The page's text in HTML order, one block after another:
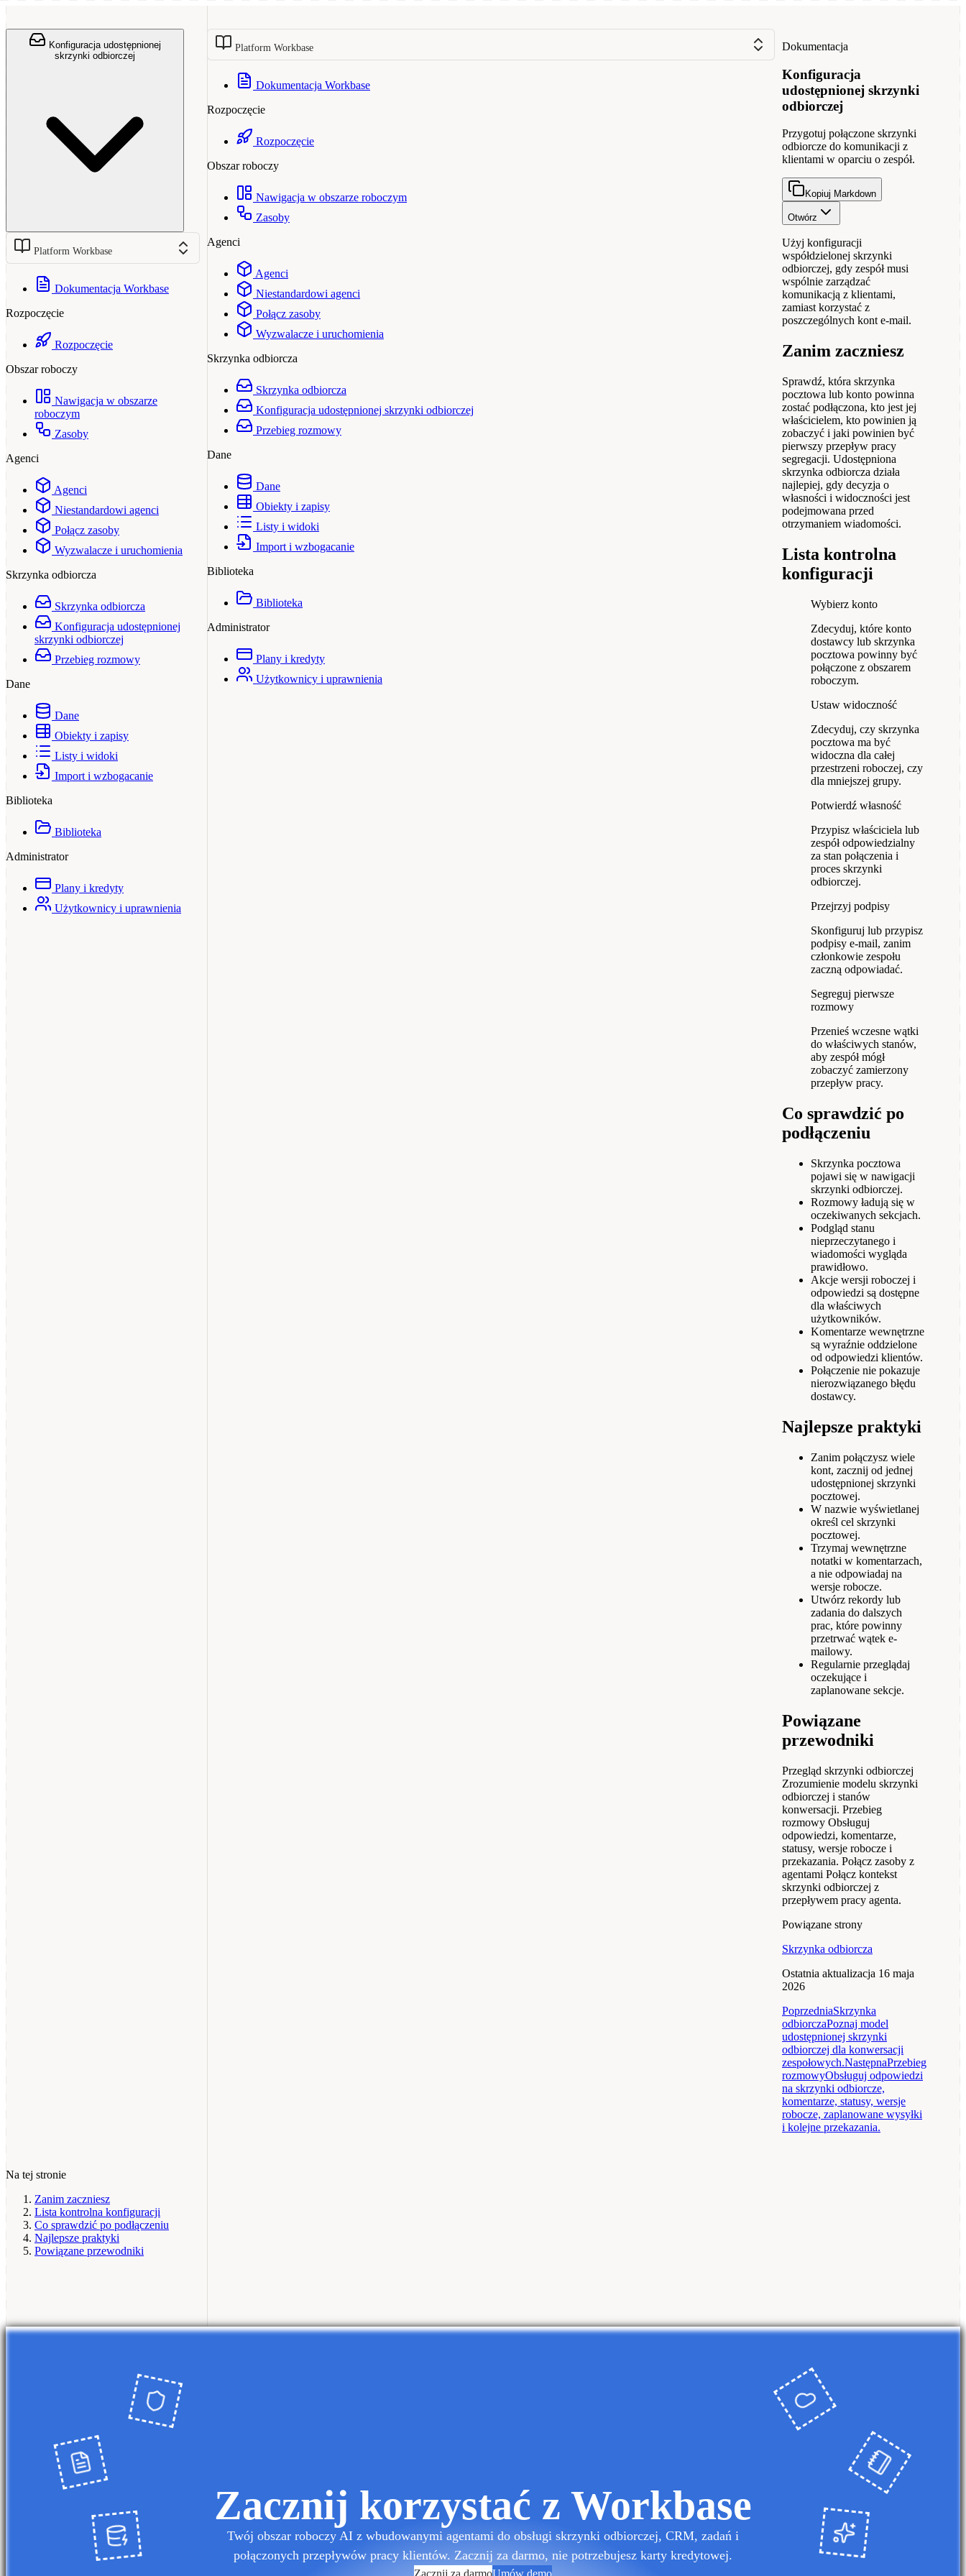
Konfiguracja udostępnionej
skrzynki odbiorczej
Platform Workbase
Dokumentacja Workbase
Rozpoczęcie
Rozpoczęcie
Obszar roboczy
Nawigacja w obszarze
roboczym
Zasoby
Agenci
Agenci
Niestandardowi agenci
Połącz zasoby
Wyzwalacze i uruchomienia
Skrzynka odbiorcza
Skrzynka odbiorcza
Konfiguracja udostępnionej
skrzynki odbiorczej
Przebieg rozmowy
Dane
Dane
Obiekty i zapisy
Listy i widoki
Import i wzbogacanie
Biblioteka
Biblioteka
Administrator
Plany i kredyty
Użytkownicy i uprawnienia
Platform Workbase
Dokumentacja Workbase
Rozpoczęcie
Rozpoczęcie
Obszar roboczy
Nawigacja w obszarze roboczym
Zasoby
Agenci
Agenci
Niestandardowi agenci
Połącz zasoby
Wyzwalacze i uruchomienia
Skrzynka odbiorcza
Skrzynka odbiorcza
Konfiguracja udostępnionej skrzynki odbiorczej
Przebieg rozmowy
Dane
Dane
Obiekty i zapisy
Listy i widoki
Import i wzbogacanie
Biblioteka
Biblioteka
Administrator
Plany i kredyty
Użytkownicy i uprawnienia
Dokumentacja
Konfiguracja
udostępnionej skrzynki
odbiorczej
Przygotuj połączone skrzynki
odbiorcze do komunikacji z
klientami w oparciu o zespół.
Kopiuj Markdown
Otwórz
Użyj konfiguracji
współdzielonej skrzynki
odbiorczej, gdy zespół musi
wspólnie zarządzać
komunikacją z klientami,
zamiast korzystać z
poszczególnych kont e-mail.
Zanim zaczniesz
Sprawdź, która skrzynka
pocztowa lub konto powinna
zostać podłączona, kto jest jej
właścicielem, kto powinien ją
zobaczyć i jaki powinien być
pierwszy przepływ pracy
segregacji. Udostępniona
skrzynka odbiorcza działa
najlepiej, gdy decyzja o
własności i widoczności jest
podejmowana przed
otrzymaniem wiadomości.
Lista kontrolna
konfiguracji
Wybierz konto
Zdecyduj, które konto
dostawcy lub skrzynka
pocztowa powinny być
połączone z obszarem
roboczym.
Ustaw widoczność
Zdecyduj, czy skrzynka
pocztowa ma być
widoczna dla całej
przestrzeni roboczej, czy
dla mniejszej grupy.
Potwierdź własność
Przypisz właściciela lub
zespół odpowiedzialny
za stan połączenia i
proces skrzynki
odbiorczej.
Przejrzyj podpisy
Skonfiguruj lub przypisz
podpisy e-mail, zanim
członkowie zespołu
zaczną odpowiadać.
Segreguj pierwsze
rozmowy
Przenieś wczesne wątki
do właściwych stanów,
aby zespół mógł
zobaczyć zamierzony
przepływ pracy.
Co sprawdzić po
podłączeniu
Skrzynka pocztowa
pojawi się w nawigacji
skrzynki odbiorczej.
Rozmowy ładują się w
oczekiwanych sekcjach.
Podgląd stanu
nieprzeczytanego i
wiadomości wygląda
prawidłowo.
Akcje wersji roboczej i
odpowiedzi są dostępne
dla właściwych
użytkowników.
Komentarze wewnętrzne
są wyraźnie oddzielone
od odpowiedzi klientów.
Połączenie nie pokazuje
nierozwiązanego błędu
dostawcy.
Najlepsze praktyki
Zanim połączysz wiele
kont, zacznij od jednej
udostępnionej skrzynki
pocztowej.
W nazwie wyświetlanej
określ cel skrzynki
pocztowej.
Trzymaj wewnętrzne
notatki w komentarzach,
a nie odpowiadaj na
wersje robocze.
Utwórz rekordy lub
zadania do dalszych
prac, które powinny
przetrwać wątek e-
mailowy.
Regularnie przeglądaj
oczekujące i
zaplanowane sekcje.
Powiązane
przewodniki
Przegląd skrzynki odbiorczej
Zrozumienie modelu skrzynki
odbiorczej i stanów
konwersacji. Przebieg
rozmowy Obsługuj
odpowiedzi, komentarze,
statusy, wersje robocze i
przekazania. Połącz zasoby z
agentami Połącz kontekst
skrzynki odbiorczej z
przepływem pracy agenta.
Powiązane strony
Skrzynka odbiorcza
Ostatnia aktualizacja 16 maja
2026
PoprzedniaSkrzynka
odbiorczaPoznaj model
udostępnionej skrzynki
odbiorczej dla konwersacji
zespołowych.NastępnaPrzebieg
rozmowyObsługuj odpowiedzi
na skrzynki odbiorcze,
komentarze, statusy, wersje
robocze, zaplanowane wysyłki
i kolejne przekazania.
Na tej stronie
Zanim zaczniesz
Lista kontrolna konfiguracji
Co sprawdzić po podłączeniu
Najlepsze praktyki
Powiązane przewodniki
Zacznij korzystać z Workbase
Twój obszar roboczy AI z wbudowanymi agentami do obsługi skrzynki odbiorczej, CRM, zadań i
połączonych przepływów pracy klientów. Zacznij za darmo, nie potrzebujesz karty kredytowej.
Zacznij za darmoUmów demo